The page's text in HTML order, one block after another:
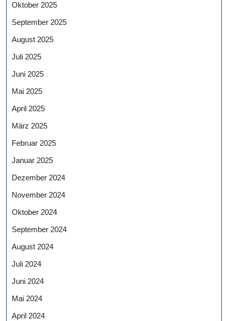
Oktober 2025
September 2025
August 2025
Juli 2025
Juni 2025
Mai 2025
April 2025
März 2025
Februar 2025
Januar 2025
Dezember 2024
November 2024
Oktober 2024
September 2024
August 2024
Juli 2024
Juni 2024
Mai 2024
April 2024